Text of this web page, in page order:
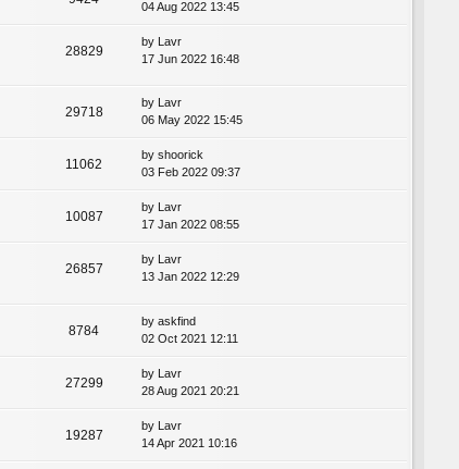
04 Aug 2022 13:45
28829
by
Lavr
17 Jun 2022 16:48
29718
by Lavr
06 May 2022 15:45
11062
by shoorick
03 Feb 2022 09:37
10087
by Lavr
17 Jan 2022 08:55
26857
by Lavr
13 Jan 2022 12:29
8784
by askfind
02 Oct 2021 12:11
27299
by Lavr
28 Aug 2021 20:21
19287
by Lavr
14 Apr 2021 10:16